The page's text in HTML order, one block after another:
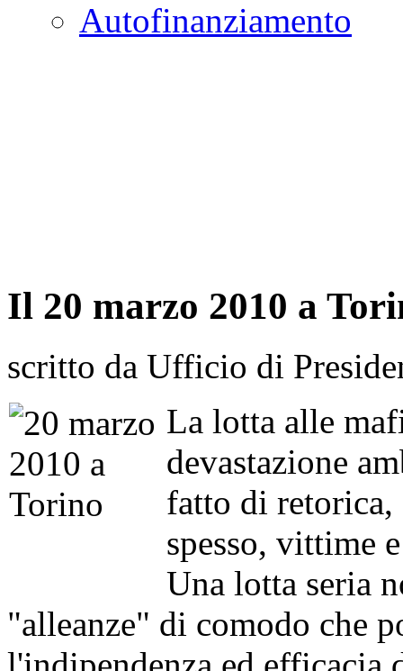
Autofinanziamento
Il 20 marzo 2010 a
scritto da Ufficio di
La lotta alle
devastazione
fatto di retorica,
spesso, vittime
Una lotta seria
"alleanze" di comodo che